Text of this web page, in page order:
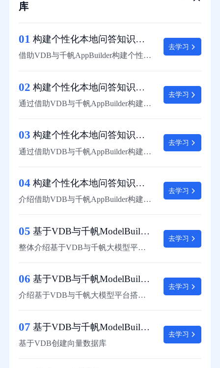
库
01 构建个性化本地问答知识库任务描述
借助VDB与千帆AppBuilder构建个性化本地问答知识库任务描述
去学习
02 构建个性化本地问答知识库：准备环境
通过借助VDB与千帆AppBuilder构建个性化本地问答知识库样例演示，介绍如何准备环境
去学习
03 构建个性化本地问答知识库：开始部署
通过借助VDB与千帆AppBuilder构建个性化本地问答知识库样例演示，介绍如何进行部署
去学习
04 构建个性化本地问答知识库：效果展示
介绍借助VDB与千帆AppBuilder构建个性化本地问答知识库最终实现的效果
去学习
05 基于VDB与千帆ModelBuilder平台搭建企业知识库项目概述
整体介绍基于VDB与千帆大模型平台搭建企业知识库项目的功能及背景意义
去学习
06 基于VDB与千帆ModelBuilder搭建企业知识库实操过程：鉴权
介绍基于VDB与千帆大模型平台搭建企业知识库实操过程鉴权的方法
去学习
07 基于VDB与千帆ModelBuilder搭建企业知识库：创建向量数据库
基于VDB创建向量数据库
去学习